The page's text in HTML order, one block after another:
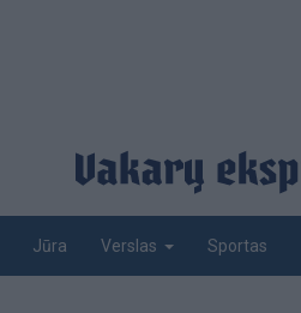
Jūra Verslas Sportas